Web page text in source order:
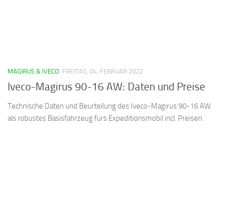
MAGIRUS & IVECO FREITAG, 04. FEBRUAR 2022
Iveco-Magirus 90-16 AW: Daten und Preise
Technische Daten und Beurteilung des Iveco-Magirus 90-16 AW
als robustes Basisfahrzeug fürs Expeditionsmobil incl. Preisen.